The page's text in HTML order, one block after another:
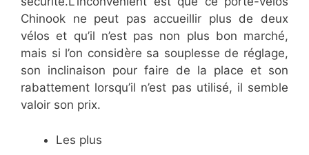
Chinook ne peut pas accueillir plus de deux
vélos et qu’il n’est pas non plus bon marché,
mais si l’on considère sa souplesse de réglage,
son inclinaison pour faire de la place et son
rabattement lorsqu’il n’est pas utilisé, il semble
valoir son prix.
Les plus